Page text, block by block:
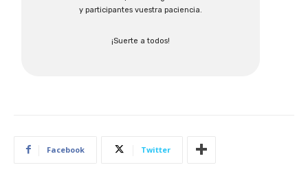
y participantes vuestra paciencia.
¡Suerte a todos!
Facebook Twitter